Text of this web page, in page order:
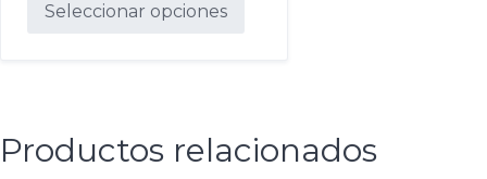
Seleccionar opciones
variantes.
Productos relacionados